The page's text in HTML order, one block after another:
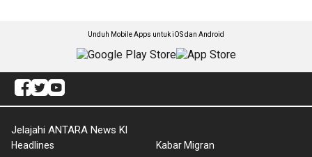
Unduh Mobile Apps untuk iOS dan Android
Jelajahi ANTARA News Kl
Headlines
Kabar Migran